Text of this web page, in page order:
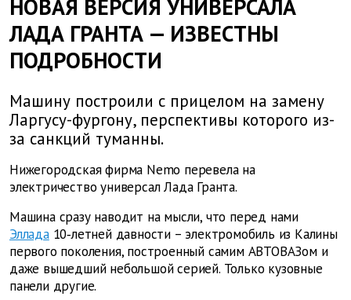
НОВАЯ ВЕРСИЯ УНИВЕРСАЛА
ЛАДА ГРАНТА — ИЗВЕСТНЫ
ПОДРОБНОСТИ
Машину построили с прицелом на замену
Ларгусу-фургону, перспективы которого из-
за санкций туманны.
Нижегородская фирма Nemo перевела на
электричество универсал Лада Гранта.
Машина сразу наводит на мысли, что перед нами
Эллада10‑летней давности – электромобиль из Калины
первого поколения, построенный самим АВТОВАЗом и
даже вышедший небольшой серией. Только кузовные
панели другие.